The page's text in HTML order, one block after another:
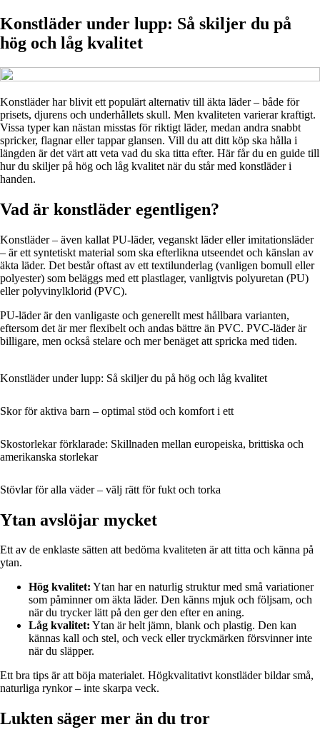
Konstläder under lupp: Så skiljer du på
hög och låg kvalitet
Konstläder har blivit ett populärt alternativ till äkta läder – både för
prisets, djurens och underhållets skull. Men kvaliteten varierar kraftigt.
Vissa typer kan nästan misstas för riktigt läder, medan andra snabbt
spricker, flagnar eller tappar glansen. Vill du att ditt köp ska hålla i
längden är det värt att veta vad du ska titta efter. Här får du en guide till
hur du skiljer på hög och låg kvalitet när du står med konstläder i
handen.
Vad är konstläder egentligen?
Konstläder – även kallat PU-läder, veganskt läder eller imitationsläder
– är ett syntetiskt material som ska efterlikna utseendet och känslan av
äkta läder. Det består oftast av ett textilunderlag (vanligen bomull eller
polyester) som beläggs med ett plastlager, vanligtvis polyuretan (PU)
eller polyvinylklorid (PVC).
PU-läder är den vanligaste och generellt mest hållbara varianten,
eftersom det är mer flexibelt och andas bättre än PVC. PVC-läder är
billigare, men också stelare och mer benäget att spricka med tiden.
Konstläder under lupp: Så skiljer du på hög och låg kvalitet
Skor för aktiva barn – optimal stöd och komfort i ett
Skostorlekar förklarade: Skillnaden mellan europeiska, brittiska och
amerikanska storlekar
Stövlar för alla väder – välj rätt för fukt och torka
Ytan avslöjar mycket
Ett av de enklaste sätten att bedöma kvaliteten är att titta och känna på
ytan.
Hög kvalitet: Ytan har en naturlig struktur med små variationer
som påminner om äkta läder. Den känns mjuk och följsam, och
när du trycker lätt på den ger den efter en aning.
Låg kvalitet: Ytan är helt jämn, blank och plastig. Den kan
kännas kall och stel, och veck eller tryckmärken försvinner inte
när du släpper.
Ett bra tips är att böja materialet. Högkvalitativt konstläder bildar små,
naturliga rynkor – inte skarpa veck.
Lukten säger mer än du tror